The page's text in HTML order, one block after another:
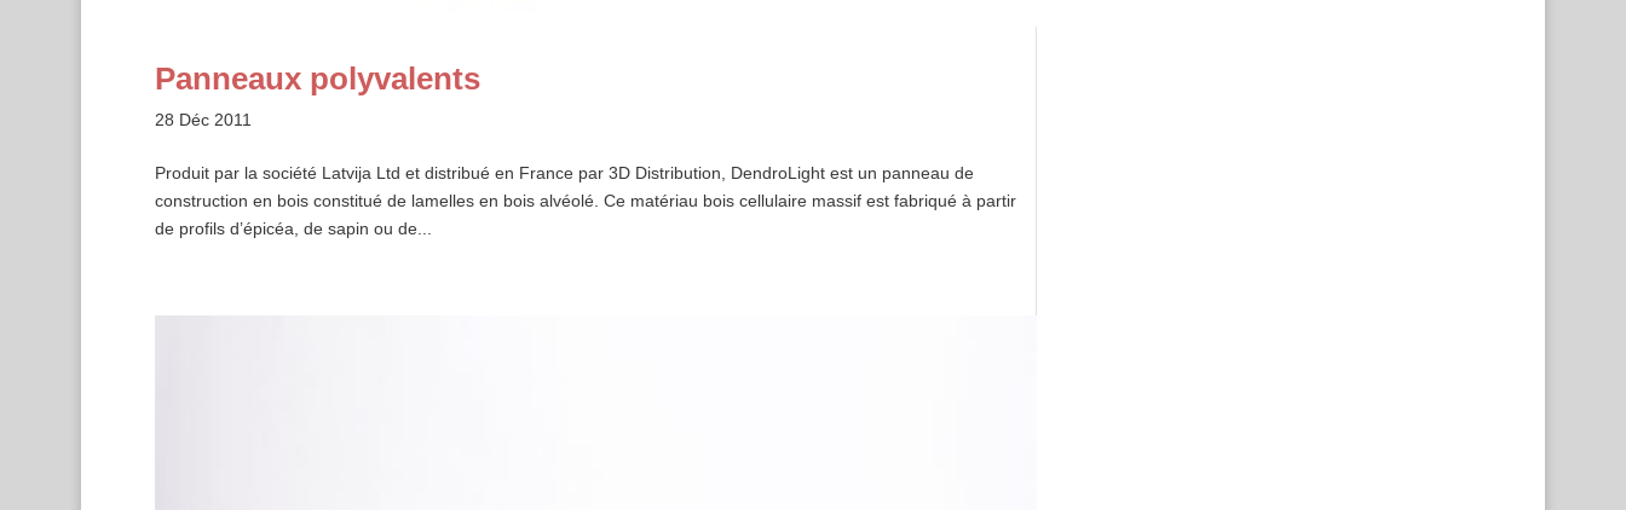
Panneaux polyvalents
28 Déc 2011
Produit par la société Latvija Ltd et distribué en France par 3D Distribution, DendroLight est un panneau de
construction en bois constitué de lamelles en bois alvéolé. Ce matériau bois cellulaire massif est fabriqué à partir
de profils d’épicéa, de sapin ou de...